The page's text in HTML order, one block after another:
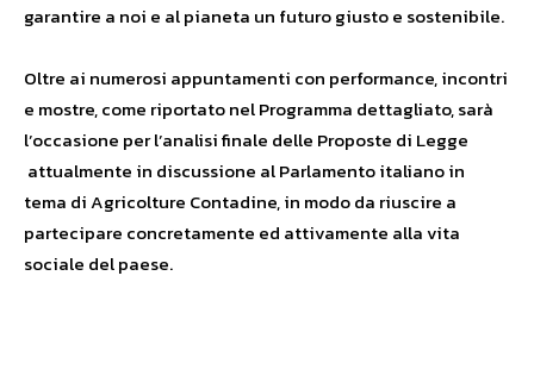
garantire a noi e al pianeta un futuro giusto e sostenibile.
Oltre ai numerosi appuntamenti con performance, incontri
e mostre, come riportato nelProgramma dettagliato, sarà
l’occasione per l’analisi finale delle Proposte di Legge
attualmente in discussione al Parlamento italiano in
tema di Agricolture Contadine, in modo da riuscire a
partecipare concretamente ed attivamente alla vita
sociale del paese.